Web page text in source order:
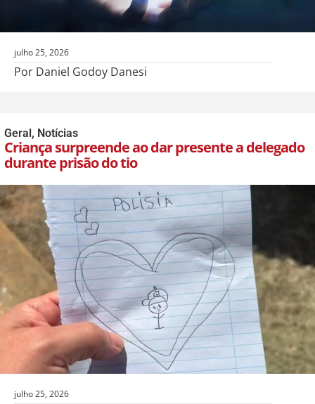
julho 25, 2026
Por Daniel Godoy Danesi
Geral, Notícias
Criança surpreende ao dar presente a delegado
durante prisão do tio
julho 25, 2026